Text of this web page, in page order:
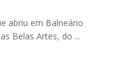
abriu em Balneário
Belas Artes, do ...